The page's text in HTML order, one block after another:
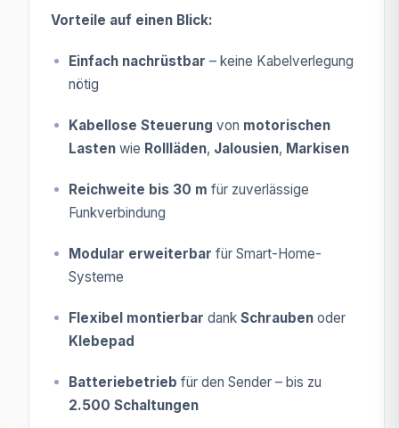
Vorteile auf einen Blick:
Einfach nachrüstbar – keine Kabelverlegung
nötig
Kabellose Steuerung von motorischen
Lasten wie Rollläden, Jalousien, Markisen
Reichweite bis 30 m für zuverlässige
Funkverbindung
Modular erweiterbar für Smart-Home-
Systeme
Flexibel montierbar dank Schrauben oder
Klebepad
Batteriebetrieb für den Sender – bis zu
2.500 Schaltungen